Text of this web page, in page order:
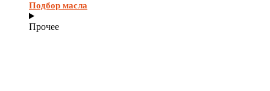
Подбор масла
Прочее